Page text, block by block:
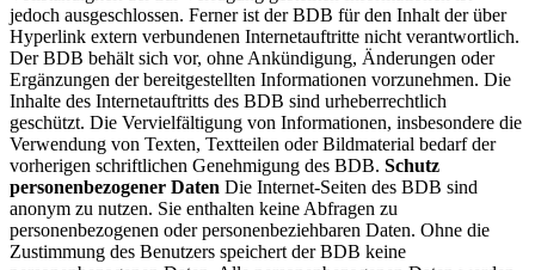
jedoch ausgeschlossen. Ferner ist der BDB für den Inhalt der über
Hyperlink extern verbundenen Internetauftritte nicht verantwortlich.
Der BDB behält sich vor, ohne Ankündigung, Änderungen oder
Ergänzungen der bereitgestellten Informationen vorzunehmen. Die
Inhalte des Internetauftritts des BDB sind urheberrechtlich
geschützt. Die Vervielfältigung von Informationen, insbesondere die
Verwendung von Texten, Textteilen oder Bildmaterial bedarf der
vorherigen schriftlichen Genehmigung des BDB. Schutz
personenbezogener Daten Die Internet-Seiten des BDB sind
anonym zu nutzen. Sie enthalten keine Abfragen zu
personenbezogenen oder personenbeziehbaren Daten. Ohne die
Zustimmung des Benutzers speichert der BDB keine